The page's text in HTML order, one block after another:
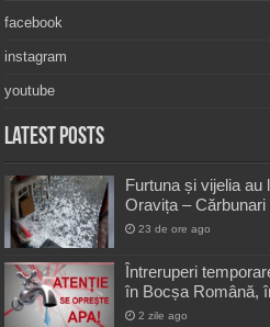
facebook
instagram
youtube
Latest Posts
Furtuna și vijelia au
Oravița – Cărbunari
23 de ore ago
Întreruperi
în Bocșa Română,
2 zile ago